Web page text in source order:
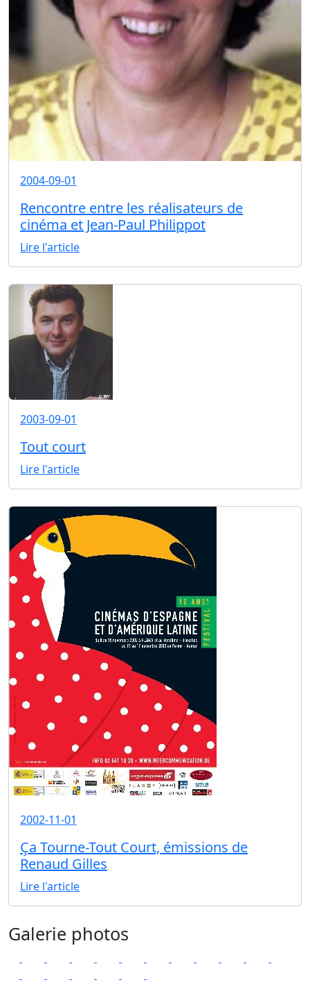
2004-09-01
Rencontre entre les réalisateurs de
cinéma et Jean-Paul Philippot
Lire l'article
2003-09-01
Tout court
Lire l'article
2002-11-01
Ça Tourne-Tout Court, émissions de
Renaud Gilles
Lire l'article
Galerie photos